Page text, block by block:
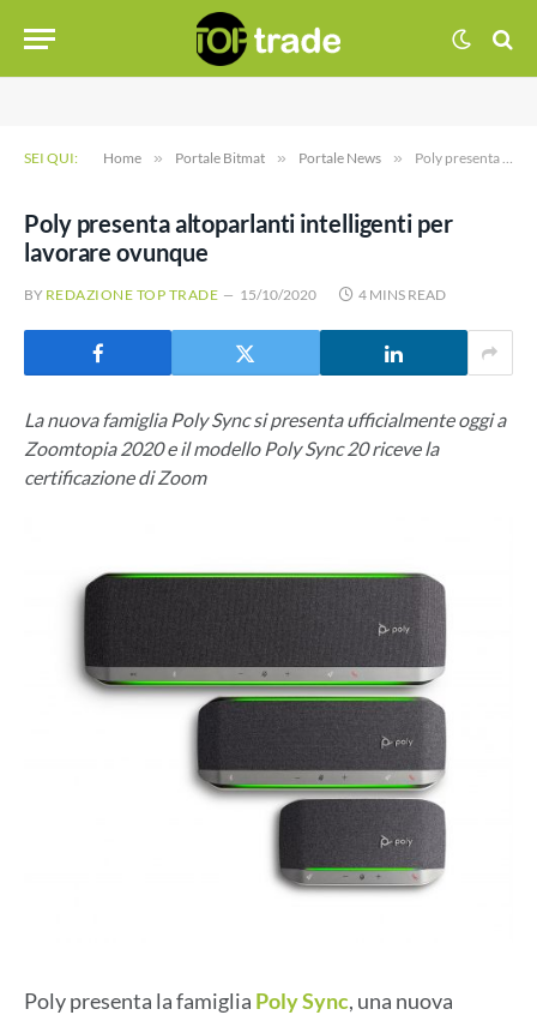
SEI QUI: Home » Portale Bitmat » Portale News » Poly presenta altoparlanti intelligenti per lavorare ovunque
Poly presenta altoparlanti intelligenti per
lavorare ovunque
BY REDAZIONE TOP TRADE 15/10/2020 4 MINS READ
La nuova famiglia Poly Sync si presenta ufficialmente oggi a
Zoomtopia 2020 e il modello Poly Sync 20 riceve la
certificazione di Zoom
Poly presenta la famiglia Poly Sync, una nuova